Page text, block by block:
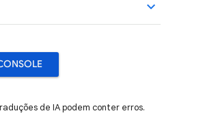
de IA podem conter erros.